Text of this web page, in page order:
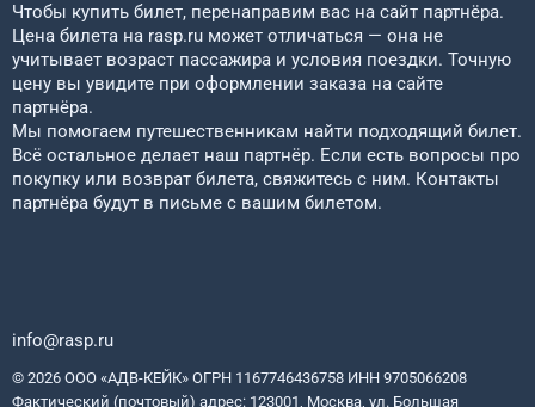
Чтобы купить билет, перенаправим вас на сайт партнёра.
Цена билета на rasp.ru может отличаться — она не
учитывает возраст пассажира и условия поездки. Точную
цену вы увидите при оформлении заказа на сайте
партнёра.
Мы помогаем путешественникам найти подходящий билет.
Всё остальное делает наш партнёр. Если есть вопросы про
покупку или возврат билета, свяжитесь с ним. Контакты
партнёра будут в письме с вашим билетом.
info@rasp.ru
© 2026 ООО «АДВ-КЕЙК» ОГРН 1167746436758 ИНН 9705066208
Фактический (почтовый) адрес: 123001, Москва, ул. Большая